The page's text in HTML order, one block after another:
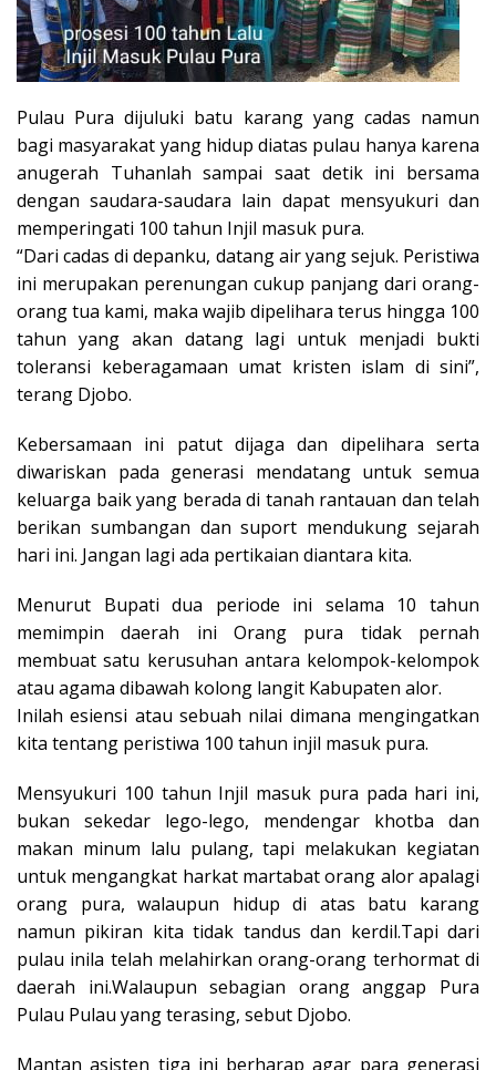
Pulau Pura dijuluki batu karang yang cadas namun
bagi masyarakat yang hidup diatas pulau hanya karena
anugerah Tuhanlah sampai saat detik ini bersama
dengan saudara-saudara lain dapat mensyukuri dan
memperingati 100 tahun Injil masuk pura.
“Dari cadas di depanku, datang air yang sejuk. Peristiwa
ini merupakan perenungan cukup panjang dari orang-
orang tua kami, maka wajib dipelihara terus hingga 100
tahun yang akan datang lagi untuk menjadi bukti
toleransi keberagamaan umat kristen islam di sini”,
terang Djobo.
Kebersamaan ini patut dijaga dan dipelihara serta
diwariskan pada generasi mendatang untuk semua
keluarga baik yang berada di tanah rantauan dan telah
berikan sumbangan dan suport mendukung sejarah
hari ini. Jangan lagi ada pertikaian diantara kita.
Menurut Bupati dua periode ini selama 10 tahun
memimpin daerah ini Orang pura tidak pernah
membuat satu kerusuhan antara kelompok-kelompok
atau agama dibawah kolong langit Kabupaten alor.
Inilah esiensi atau sebuah nilai dimana mengingatkan
kita tentang peristiwa 100 tahun injil masuk pura.
Mensyukuri 100 tahun Injil masuk pura pada hari ini,
bukan sekedar lego-lego, mendengar khotba dan
makan minum lalu pulang, tapi melakukan kegiatan
untuk mengangkat harkat martabat orang alor apalagi
orang pura, walaupun hidup di atas batu karang
namun pikiran kita tidak tandus dan kerdil.Tapi dari
pulau inila telah melahirkan orang-orang terhormat di
daerah ini.Walaupun sebagian orang anggap Pura
Pulau Pulau yang terasing, sebut Djobo.
Mantan asisten tiga ini berharap agar para generasi